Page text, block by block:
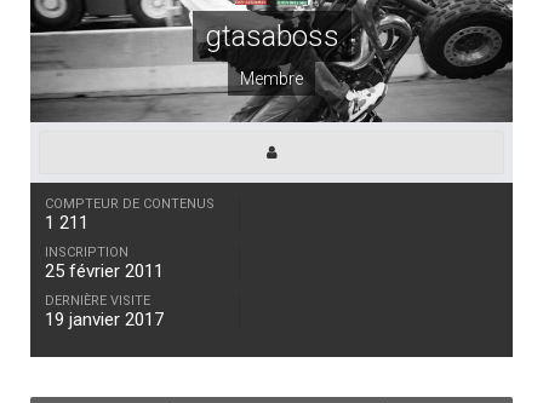
gtasaboss
Membre
COMPTEUR DE CONTENUS
1 211
INSCRIPTION
25 février 2011
DERNIÈRE VISITE
19 janvier 2017